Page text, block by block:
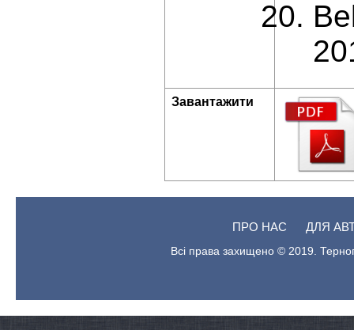
Завантажити
ПРО НАС ДЛЯ
Всі права захищено © 2019.